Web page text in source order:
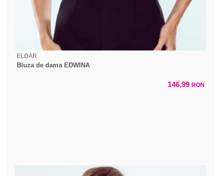
ELDAR
Bluza de dama EDWINA
146,99 RON